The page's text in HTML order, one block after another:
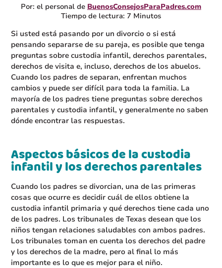
Por: el personal de BuenosConsejosParaPadres.com
Tiempo de lectura: 7 Minutos
Si usted está pasando por un divorcio o si está
pensando separarse de su pareja, es posible que tenga
preguntas sobre custodia infantil, derechos parentales,
derechos de visita e, incluso, derechos de los abuelos.
Cuando los padres de separan, enfrentan muchos
cambios y puede ser difícil para toda la familia. La
mayoría de los padres tiene preguntas sobre derechos
parentales y custodia infantil, y generalmente no saben
dónde encontrar las respuestas.
Aspectos básicos de la custodia
infantil y los derechos parentales
Cuando los padres se divorcian, una de las primeras
cosas que ocurre es decidir cuál de ellos obtiene la
custodia infantil primaria y qué derechos tiene cada uno
de los padres. Los tribunales de Texas desean que los
niños tengan relaciones saludables con ambos padres.
Los tribunales toman en cuenta los derechos del padre
y los derechos de la madre, pero al final lo más
importante es lo que es mejor para el niño.